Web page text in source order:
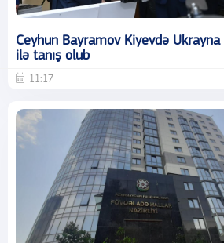
Ceyhun Bayramov Kiyevdə Ukrayna
ilə tanış olub
11:17